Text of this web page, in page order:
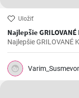
Uložiť
Najlepšie
Najlepšie GRILOVANÉ